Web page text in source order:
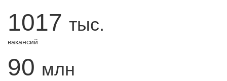
1017 тыс.
вакансий
90 млн